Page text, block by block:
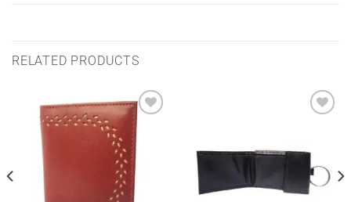
RELATED PRODUCTS
Añadir
lista de
deseos
deseos